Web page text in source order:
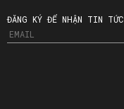
ĐĂNG KÝ ĐỂ NHẬN TIN